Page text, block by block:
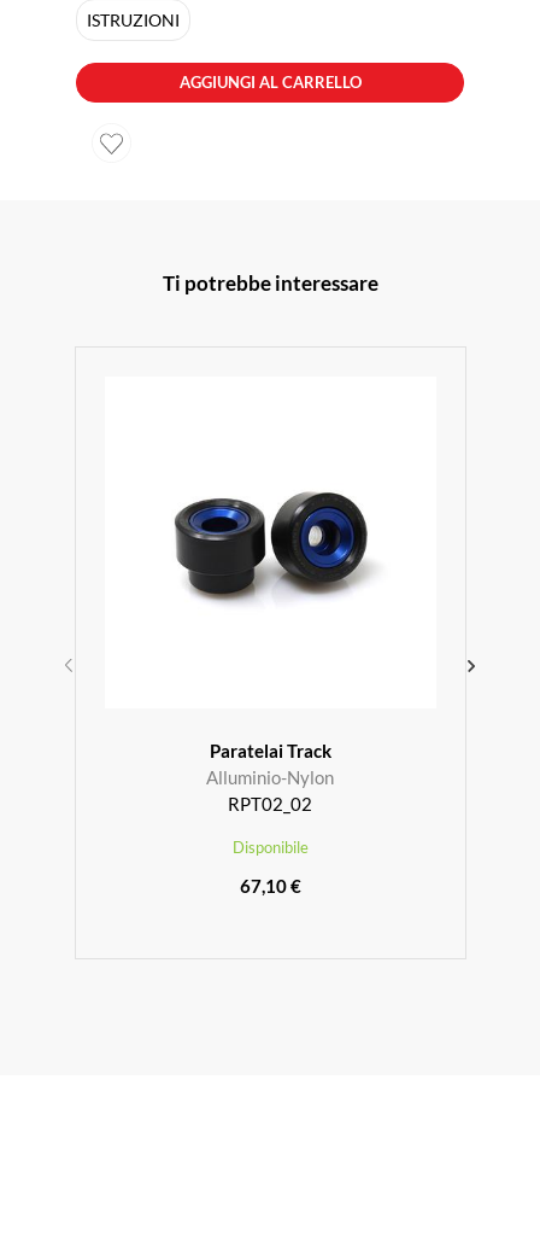
ISTRUZIONI
AGGIUNGI AL CARRELLO
Ti potrebbe interessare
Paratelai Track
Alluminio-Nylon
RPT02_02
Disponibile
67,10 €